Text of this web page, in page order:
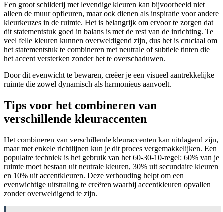
Een groot schilderij met levendige kleuren kan bijvoorbeeld niet
alleen de muur opfleuren, maar ook dienen als inspiratie voor andere
kleurkeuzes in de ruimte. Het is belangrijk om ervoor te zorgen dat
dit statementstuk goed in balans is met de rest van de inrichting. Te
veel felle kleuren kunnen overweldigend zijn, dus het is cruciaal om
het statementstuk te combineren met neutrale of subtiele tinten die
het accent versterken zonder het te overschaduwen.
Door dit evenwicht te bewaren, creëer je een visueel aantrekkelijke
ruimte die zowel dynamisch als harmonieus aanvoelt.
Tips voor het combineren van
verschillende kleuraccenten
Het combineren van verschillende kleuraccenten kan uitdagend zijn,
maar met enkele richtlijnen kun je dit proces vergemakkelijken. Een
populaire techniek is het gebruik van het 60-30-10-regel: 60% van je
ruimte moet bestaan uit neutrale kleuren, 30% uit secundaire kleuren
en 10% uit accentkleuren. Deze verhouding helpt om een
evenwichtige uitstraling te creëren waarbij accentkleuren opvallen
zonder overweldigend te zijn.